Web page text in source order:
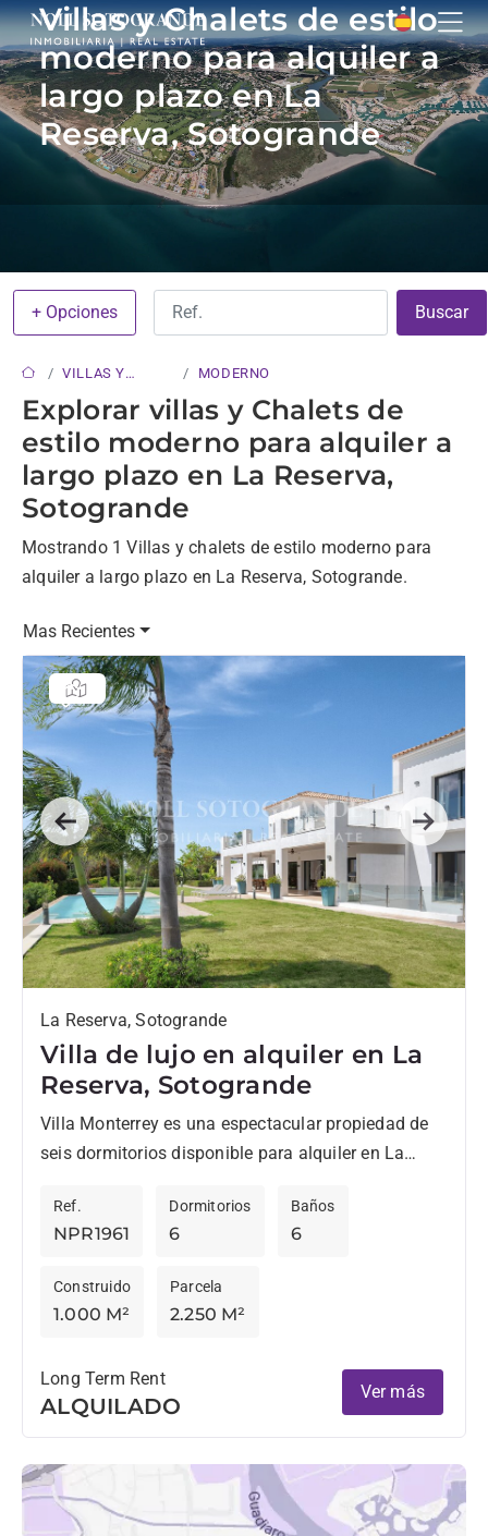
Villas y Chalets de estilo
moderno para alquiler a
largo plazo en La
Reserva, Sotogrande
+ Opciones Buscar
VILLAS Y
CHALETS
MODERNO
Explorar villas y Chalets de
estilo moderno para alquiler a
largo plazo en La Reserva,
Sotogrande
Mostrando 1 Villas y chalets de estilo moderno para
alquiler a largo plazo en La Reserva, Sotogrande.
Mas Recientes
Previous Next
La Reserva, Sotogrande
Villa de lujo en alquiler en La
Reserva, Sotogrande
Villa Monterrey es una espectacular propiedad de
seis dormitorios disponible para alquiler en La
2.250 m², esta...
NPR1961
Ref.
6
Dormitorios
6
Baños
1.000 M²
Construido
2.250 M²
Parcela
Long Term Rent
ALQUILADO
Ver más